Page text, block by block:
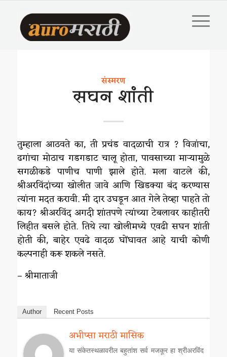
संस्मरण
सघन शांती
तुम्हाला आठवते का, ती प्रचंड वादळाची रात्र ? विजांचा,
ढगांचा मोठाच गडगडाट चालू होता, पावसाच्या माऱ्यामुळे
सगळीकडे पाणीच पाणी झाले होते. मला वाटले की,
श्रीअरविंदांच्या खोलीत जावे आणि खिडक्या बंद करण्यास
त्यांना मदत करावी. मी दार उघडून आत गेले तेव्हा पाहते तो
काय? श्रीअरविंद अगदी शांतपणे त्यांच्या टेबलावर काहीतरी
लिहीत बसले होते. तिथे त्या खोलीमध्ये एवढी सघन शांती
होती की, बाहेर एवढे वादळ घोंघावत आहे याची कोणी
कल्पनाही करू शकले नसते.
– श्रीमाताजी
Author Recent Posts
अभीप्सा मराठी मासिक
या संकेतस्थळावरील बहुतांश सर्व मजकूर हा श्रीअरविंद